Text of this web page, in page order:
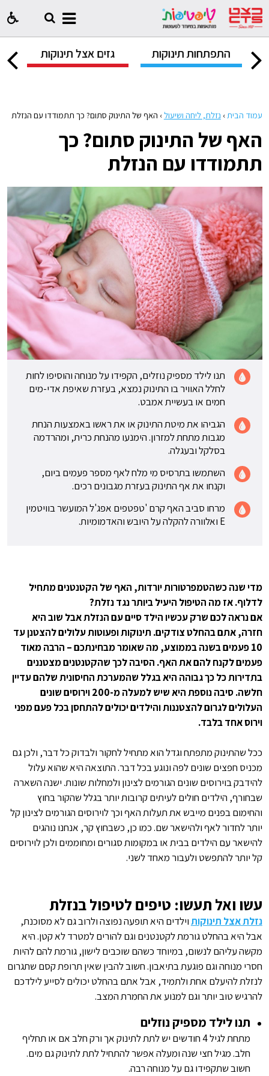
התפתחות תינוקות גזים אצל תינוקות
עמוד הבית› נזלת, ליחה ושיעול› האף של התינוק סתום? כך תתמודדו עם הנזלת
האף של התינוק סתום? כך
תתמודדו עם הנזלת
תנו לילד מספיק נוזלים, הקפידו על מנוחה והוסיפו לחות
לחלל האוויר בו התינוק נמצא, בעזרת שאיפת אדי-מים
חמים או בעשיית אמבט.
הגביהו את מיטת התינוק או את ראשו באמצעות הנחת
מגבות מתחת למזרון. הימנעו מהנחת כרית, ומהרדמה
בסלקל ובעגלה.
השתמשו בתרסיס מי מלח לאף מספר פעמים ביום,
וקנחו את אף התינוק בעזרת מגבונים רכים.
מרחו סביב האף קרם 'טפטפים אפג'ל המועשר בוויטמין
E ואלוורה להקלה על היובש והאדמומיות.
מדי שנה כשהטמפרטורות יורדות, האף של הקטנטנים מתחיל
לדלוף. אז מה הטיפול היעיל ביותר נגד נזלת?
אם נראה לכם שרק עכשיו הילד סיים עם הנזלת אבל שוב היא
חזרה, אתם בהחלט צודקים. תינוקות ופעוטות עלולים להצטנן עד
10 פעמים בשנה בממוצע, מה שאומר מבחינתכם – הרבה מאוד
פעמים לקנח להם את האף. הסיבה לכך שהקטנטנים מצטננים
בתדירות כל כך גבוהה היא בגלל שהמערכת החיסונית שלהם עדיין
חלשה. סיבה נוספת היא שיש למעלה מ-200 וירוסים שונים
העלולים לגרום להצטננות והילדים יכולים להתחסן בכל פעם מפני
וירוס אחד בלבד.
ככל שהתינוק מתפתח וגדל הוא מתחיל לחקור ולבדוק כל דבר, ולכן גם
מכניס חפצים שונים לפה ונוגע בכל דבר. התוצאה היא שהוא עלול
להידבק בוירוסים שונים הגורמים לצינון ולמחלות שונות. ישנה השארה
שבחורף, הילדים חולים לעיתים קרובות יותר בגלל שהקור בחוץ
והחימום בפנים מייבש את תעלות האף וכך לוירוסים הגורמים לצינון קל
יותר לחדור לאף ולהישאר שם. כמו כן, כשבחוץ קר, אנחנו נוהגים
להישאר עם הילדים בבית או במקומות סגורים ומחוממים ולכן לוירוסים
קל יותר להתפשט ולעבור מאחד לשני.
עשו ואל תעשו: טיפים לטיפול בנזלת
נזלת אצל תינוקותוילדים היא תופעה נפוצה ולרוב גם לא מסוכנת,
אבל היא בהחלט גורמת לקטנטנים וגם להורים למטרד לא קטן. היא
מקשה עליהם לנשום, במיוחד כשהם שוכבים לישון, גורמת להם להיות
חסרי מנוחה וגם פוגעת בתיאבון. חשוב להבין שאין תרופת קסם שתגרום
לנזלת להיעלם אחת ולתמיד, אבל אתם בהחלט יכולים לסייע לילדכם
להרגיש טוב יותר וגם למנוע את החמרת המצב.
תנו לילד מספיק נוזלים
מתחת לגיל 4 חודשים יש לתת לתינוק אך ורק חלב אם או תחליף
חלב. מגיל חצי שנה ומעלה אפשר להתחיל לתת לתינוק גם מים.
חשוב שתקפידו גם על מנוחה רבה.